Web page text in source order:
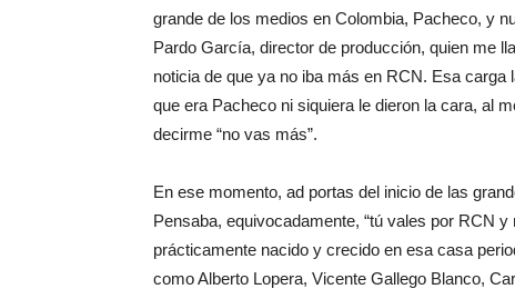
grande de los medios en Colombia, Pacheco, y
Pardo García, director de producción, quien me
noticia de que ya no iba más en RCN. Esa
que era Pacheco ni siquiera le dieron la cara, al
decirme “no vas más”.
En ese momento, ad portas del inicio de las
Pensaba, equivocadamente, “tú vales por RCN
prácticamente nacido y crecido en esa casa
como Alberto Lopera, Vicente Gallego Blanco,